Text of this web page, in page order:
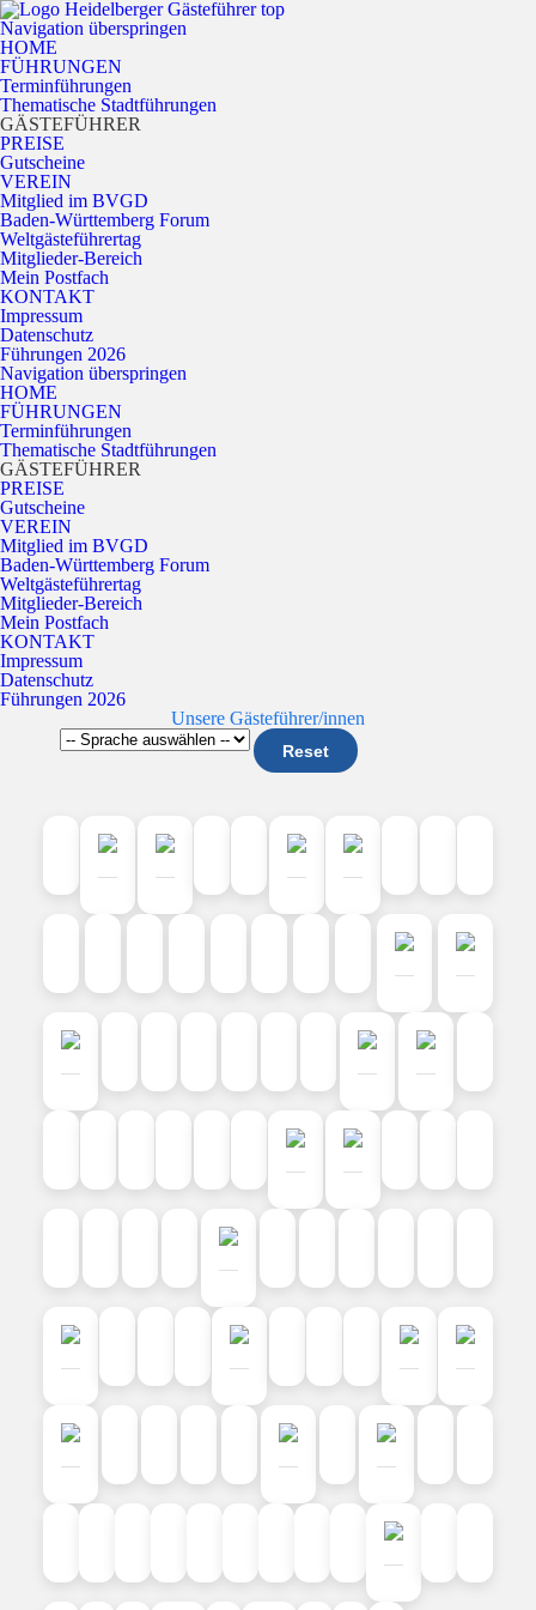
Navigation überspringen
HOME
FÜHRUNGEN
Terminführungen
Thematische Stadtführungen
GÄSTEFÜHRER
PREISE
Gutscheine
VEREIN
Mitglied im BVGD
Baden-Württemberg Forum
Weltgästeführertag
Mitglieder-Bereich
Mein Postfach
KONTAKT
Impressum
Datenschutz
Führungen 2026
Navigation überspringen
HOME
FÜHRUNGEN
Terminführungen
Thematische Stadtführungen
GÄSTEFÜHRER
PREISE
Gutscheine
VEREIN
Mitglied im BVGD
Baden-Württemberg Forum
Weltgästeführertag
Mitglieder-Bereich
Mein Postfach
KONTAKT
Impressum
Datenschutz
Führungen 2026
Unsere Gästeführer/innen
Reset